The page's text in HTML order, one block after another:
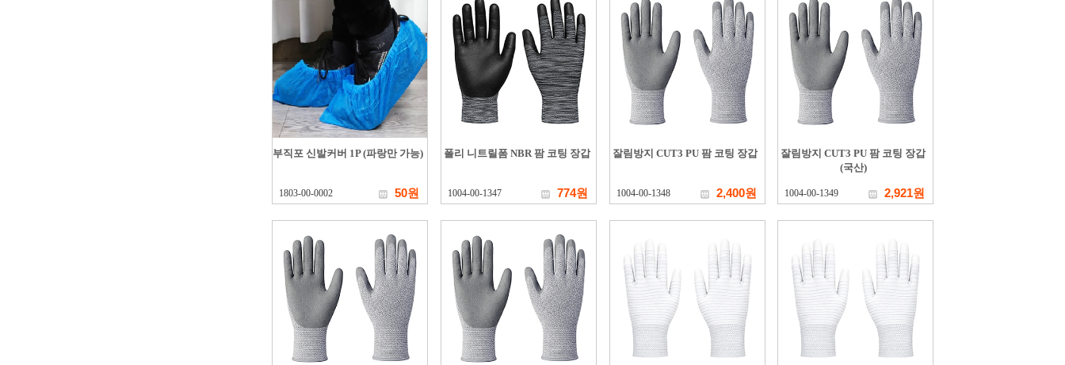
부직포 신발커버 1P (파랑만 가능)
1803-00-0002 50원
폴리 니트릴폼 NBR 팜 코팅 장갑
1004-00-1347 774원
잘림방지 CUT3 PU 팜 코팅 장갑
1004-00-1348 2,400원
잘림방지 CUT3 PU 팜 코팅 장갑
(국산)
1004-00-1349 2,921원